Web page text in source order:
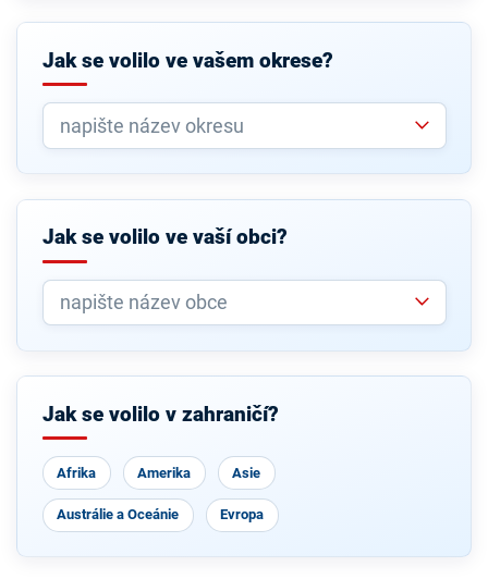
Jak se volilo ve vašem okrese?
Jak se volilo ve vaší obci?
Jak se volilo v zahraničí?
Afrika Amerika Asie
Austrálie a Oceánie Evropa